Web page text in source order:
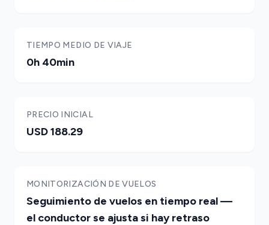
TIEMPO MEDIO DE VIAJE
0h 40min
PRECIO INICIAL
USD 188.29
MONITORIZACIÓN DE VUELOS
Seguimiento de vuelos en tiempo real —
el conductor se ajusta si hay retraso